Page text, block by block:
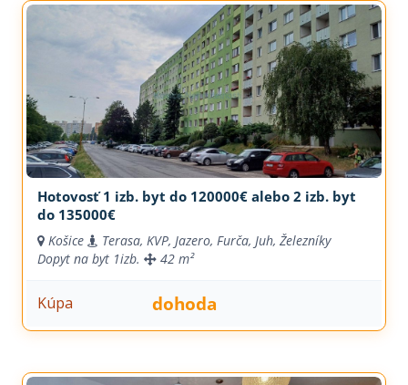
Hotovosť 1 izb. byt do 120000€ alebo 2 izb. byt
do 135000€
Košice
Terasa, KVP, Jazero, Furča, Juh, Železníky
Dopyt na byt 1izb. 42 m²
Kúpa dohoda